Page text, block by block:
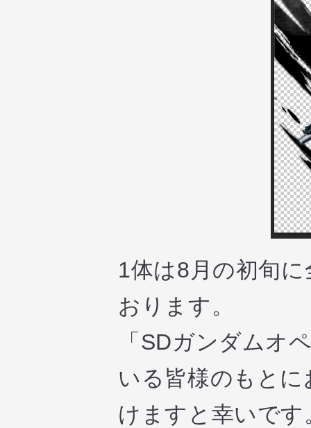
1体は8月の初旬
おります。
「SDガンダムオ
いる皆様のもと
けますと幸いです